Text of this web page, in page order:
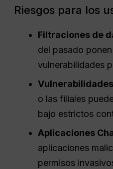
Riesgos para los
Filtraciones de
del pasado
vulnerabilidades
o las filiales
bajo estrictos
Aplicaciones
aplicaciones
permisos